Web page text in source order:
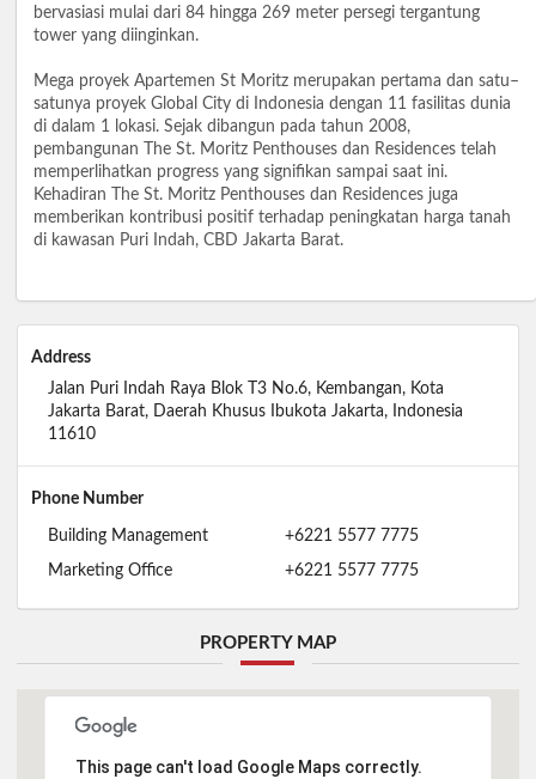
bervasiasi mulai dari 84 hingga 269 meter persegi tergantung
tower yang diinginkan.
Mega proyek Apartemen St Moritz merupakan pertama dan satu–
satunya proyek Global City di Indonesia dengan 11 fasilitas dunia
di dalam 1 lokasi. Sejak dibangun pada tahun 2008,
pembangunan The St. Moritz Penthouses dan Residences telah
memperlihatkan progress yang signifikan sampai saat ini.
Kehadiran The St. Moritz Penthouses dan Residences juga
memberikan kontribusi positif terhadap peningkatan harga tanah
di kawasan Puri Indah, CBD Jakarta Barat.
Address
Jalan Puri Indah Raya Blok T3 No.6, Kembangan, Kota
Jakarta Barat, Daerah Khusus Ibukota Jakarta, Indonesia
11610
Phone Number
Building Management +6221 5577 7775
Marketing Office +6221 5577 7775
PROPERTY MAP
This page can't load Google Maps correctly.